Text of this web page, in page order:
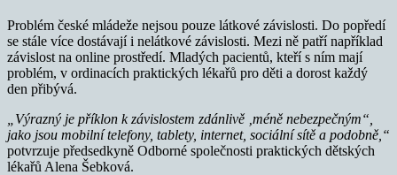
Problém české mládeže nejsou pouze látkové závislosti. Do popředí
se stále více dostávají i nelátkové závislosti. Mezi ně patří například
závislost na online prostředí. Mladých pacientů, kteří s ním mají
problém, v ordinacích praktických lékařů pro děti a dorost každý
den přibývá.
„Výrazný je příklon k závislostem zdánlivě ‚méně nebezpečným“,
jako jsou mobilní telefony, tablety, internet, sociální sítě a podobně,“
potvrzuje předsedkyně Odborné společnosti praktických dětských
lékařů Alena Šebková.